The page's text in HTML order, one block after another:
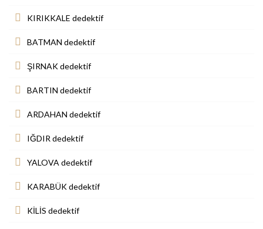
KIRIKKALE dedektif
BATMAN dedektif
ŞIRNAK dedektif
BARTIN dedektif
ARDAHAN dedektif
IĞDIR dedektif
YALOVA dedektif
KARABÜK dedektif
KİLİS dedektif